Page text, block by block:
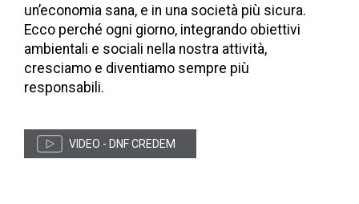
un’economia sana, e in una società più sicura.
Ecco perché ogni giorno, integrando obiettivi
ambientali e sociali nella nostra attività,
cresciamo e diventiamo sempre più
responsabili.
VIDEO - DNF CREDEM